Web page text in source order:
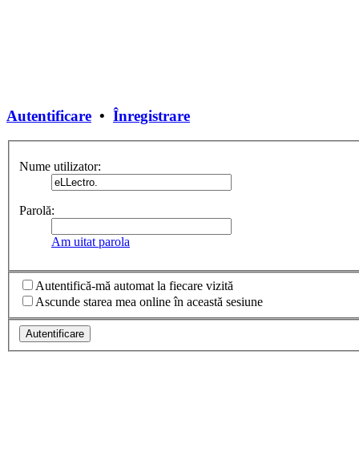
Autentificare • Înregistrare
Nume utilizator:
Parolă:
Am uitat parola
Autentifică-mă automat la fiecare vizită
Ascunde starea mea online în această sesiune